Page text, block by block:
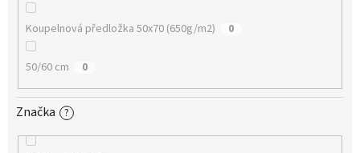
Koupelnová předložka 50x70 (650g/m2) 0
50/60 cm 0
Značka ?